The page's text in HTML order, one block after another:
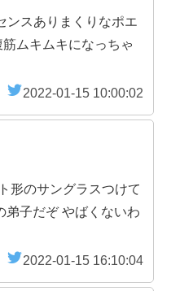
ンスありまくりなポエ
ムキムキになっちゃ
2022-01-15 10:00:02
形のサングラスつけて
弟子だぞ やばくないわ
2022-01-15 16:10:04